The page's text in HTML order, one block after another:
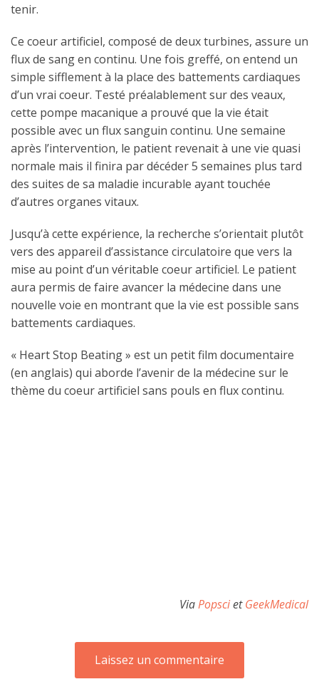
tenir.
Ce coeur artificiel, composé de deux turbines, assure un
flux de sang en continu. Une fois greffé, on entend un
simple sifflement à la place des battements cardiaques
d’un vrai coeur. Testé préalablement sur des veaux,
cette pompe macanique a prouvé que la vie était
possible avec un flux sanguin continu. Une semaine
après l’intervention, le patient revenait à une vie quasi
normale mais il finira par décéder 5 semaines plus tard
des suites de sa maladie incurable ayant touchée
d’autres organes vitaux.
Jusqu’à cette expérience, la recherche s’orientait plutôt
vers des appareil d’assistance circulatoire que vers la
mise au point d’un véritable coeur artificiel. Le patient
aura permis de faire avancer la médecine dans une
nouvelle voie en montrant que la vie est possible sans
battements cardiaques.
« Heart Stop Beating » est un petit film documentaire
(en anglais) qui aborde l’avenir de la médecine sur le
thème du coeur artificiel sans pouls en flux continu.
ViaPopscietGeekMedical